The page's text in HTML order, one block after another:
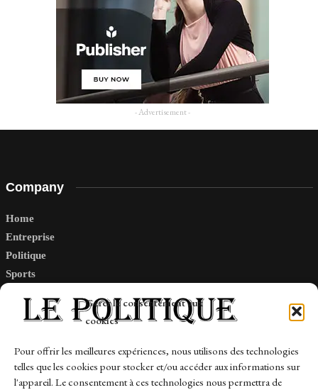
Gérer le consentement aux
cookies
Pour offrir les meilleures expériences, nous utilisons des technologies
telles que les cookies pour stocker et/ou accéder aux informations sur
l'appareil. Le consentement à ces technologies nous permettra de
- Advertisement -
Company
Home
Entreprise
Politique
Sports
Links